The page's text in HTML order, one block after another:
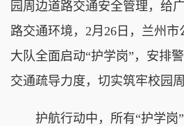
园周边道路交通安全管理，给
路交通环境，2月26日，兰州
大队全面启动“护学岗”，安排
交通疏导力度，切实筑牢校园
护航行动中，所有“护学岗”